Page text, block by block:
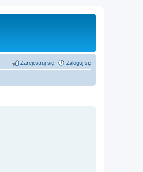
Zaloguj się
Zarejestruj się